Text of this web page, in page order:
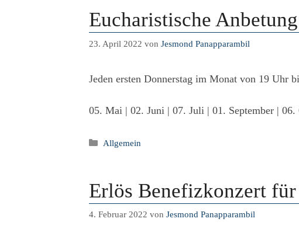
Eucharistische
23. April 2022 von Jesmond Panapparambil
Jeden ersten Donnerstag im Monat von 19 Uhr
05. Mai | 02. Juni | 07. Juli | 01. September |
Kategorien
Allgemein
Erlös Benefizkonzert
4. Februar 2022 von Jesmond Panapparambil